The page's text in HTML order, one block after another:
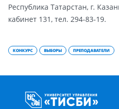
Республика Татарстан, г.
кабинет 131, тел. 294-83-19.
КОНКУРС ВЫБОРЫ ПРЕПОДАВАТЕЛИ